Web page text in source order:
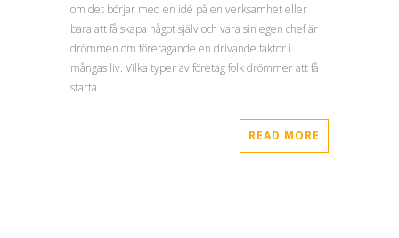
om det börjar med en idé på en verksamhet eller
bara att få skapa något själv och vara sin egen chef är
drömmen om företagande en drivande faktor i
mångas liv. Vilka typer av företag folk drömmer att få
starta…
READ MORE